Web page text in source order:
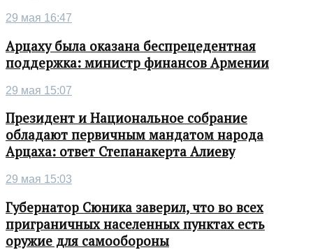
29 мая 16:47
Арцаху была оказана беспрецедентная
поддержка: министр финансов Армении
29 мая 15:07
Президент и Национальное собрание
обладают первичным мандатом народа
Арцаха: ответ Степанакерта Алиеву
29 мая 15:03
Губернатор Сюника заверил, что во всех
приграничных населенных пунктах есть
оружие для самообороны